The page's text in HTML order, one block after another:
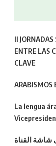
II
ENTRE LAS
CLAVE
ARABISMOS
La lengua
شاشة القناة